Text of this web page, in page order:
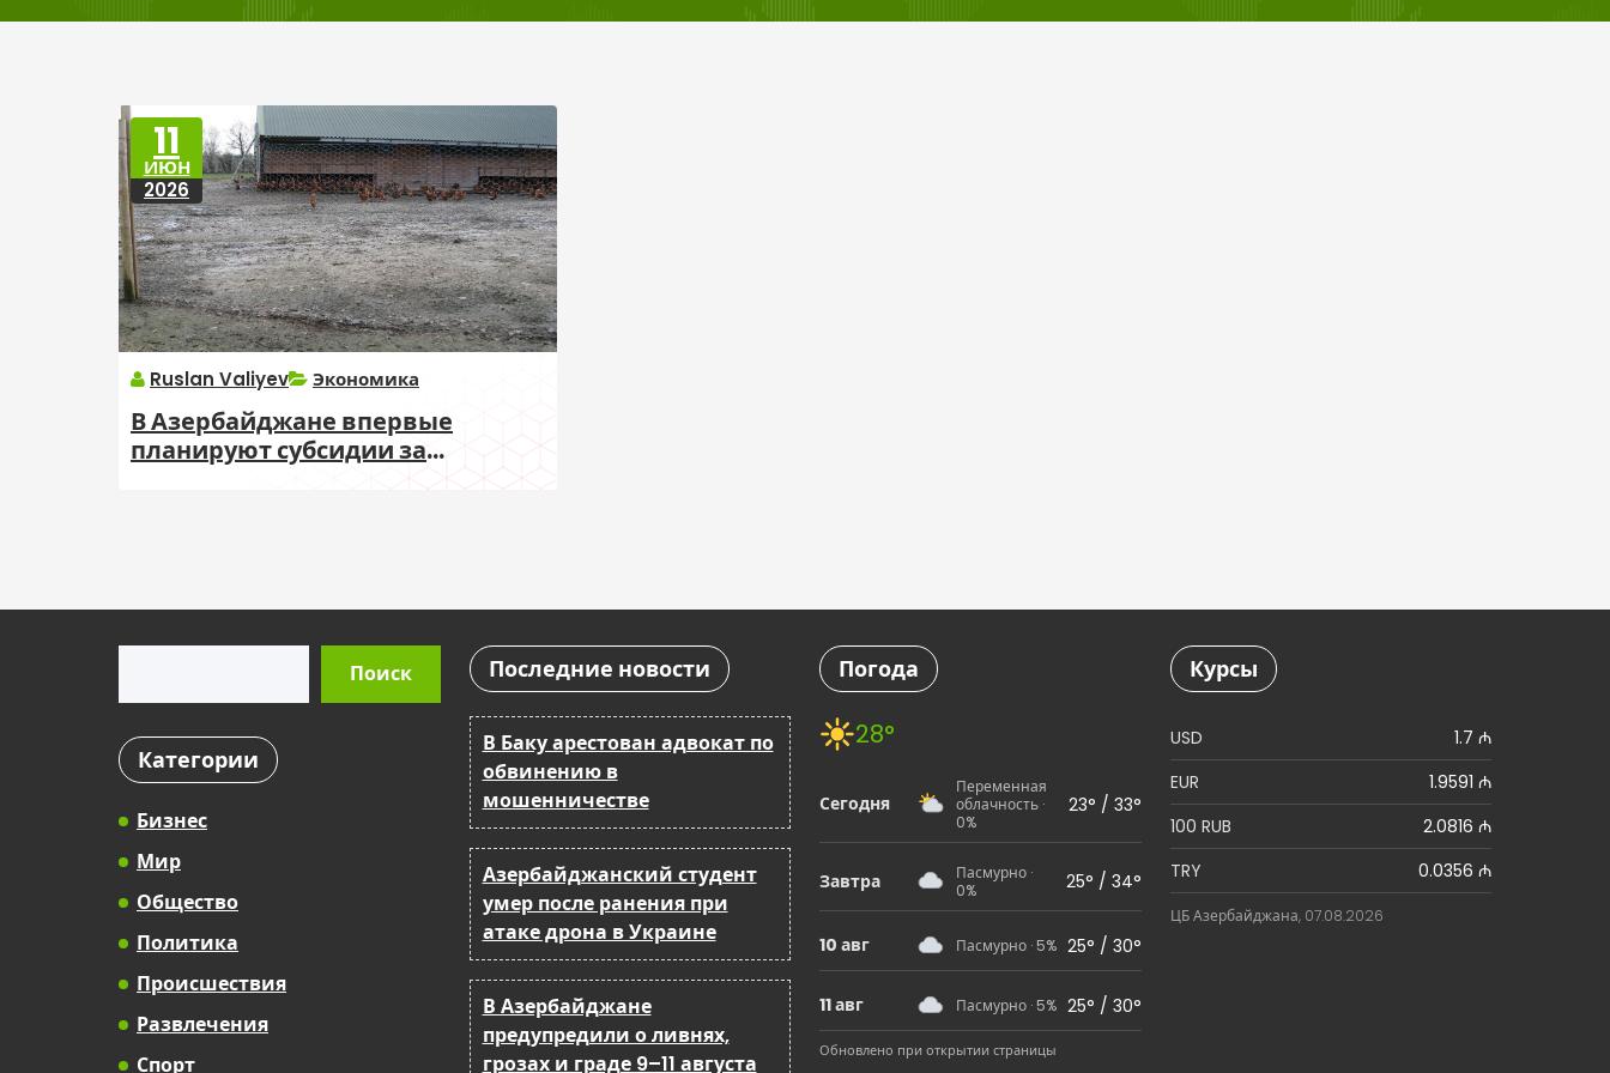
11
ИЮН
2026
Ruslan Valiyev Экономика
В Азербайджане впервые
планируют субсидии за
Поиск
Категории
Бизнес
Мир
Общество
Политика
Происшествия
Развлечения
Спорт
Последние новости
В Баку арестован адвокат по
обвинению в
мошенничестве
Азербайджанский студент
умер после ранения при
атаке дрона в Украине
В Азербайджане
предупредили о ливнях,
грозах и граде 9–11 августа
Погода
28°
Сегодня
Переменная
облачность ·
0%
23° / 33°
Завтра
Пасмурно ·
0%
25° / 34°
10 авг Пасмурно · 5% 25° / 30°
11 авг Пасмурно · 5% 25° / 30°
Обновлено при открытии страницы
Курсы
USD
1.7 ₼
EUR
1.9591 ₼
100 RUB
2.0816 ₼
TRY
0.0356 ₼
ЦБ Азербайджана, 07.08.2026